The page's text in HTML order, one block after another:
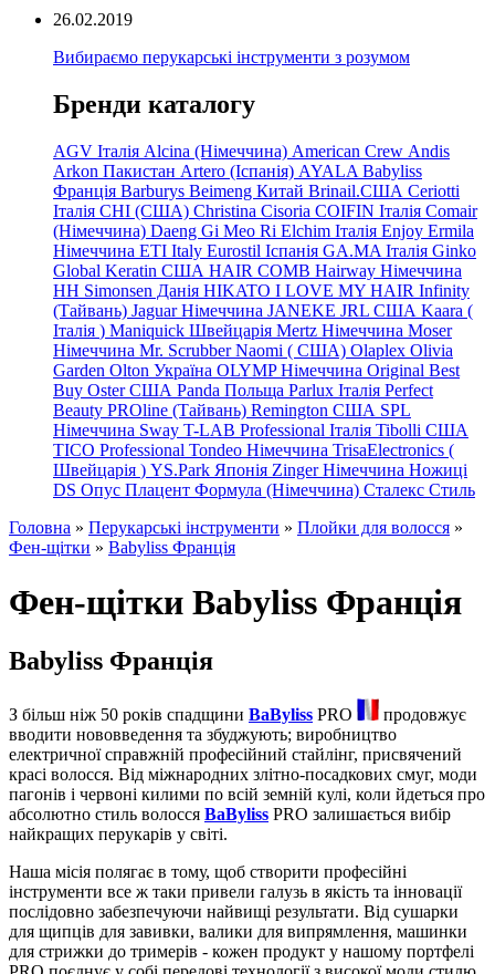
26.02.2019
Вибираємо перукарські інструменти з розумом
Бренди каталогу
AGV Італія Alcina (Німеччина) American Crew Andis
Arkon Пакистан Artero (Іспанія) AYALA Babyliss
Франція Barburys Beimeng Китай Brinail.США Ceriotti
Італія CHI (США) Christina Cisoria COIFIN Італія Comair
(Німеччина) Daeng Gi Meo Ri Elchim Італія Enjoy Ermila
Німеччина ETI Italy Eurostil Іспанія GA.MA Італія Ginko
Global Keratin США HAIR COMB Hairway Німеччина
HH Simonsen Данія HIKATO I LOVE MY HAIR Infinity
(Тайвань) Jaguar Німеччина JANEKE JRL США Kaara (
Італія ) Maniquick Швейцарія Mertz Німеччина Moser
Німеччина Mr. Scrubber Naomi ( США) Olaplex Olivia
Garden Olton Україна OLYMP Німеччина Original Best
Buy Oster США Panda Польща Parlux Італія Perfect
Beauty PROline (Тайвань) Remington США SPL
Німеччина Sway T-LAB Professional Італія Tibolli США
TICO Professional Tondeo Німеччина TrisaElectronics (
Швейцарія ) YS.Park Японія Zinger Німеччина Ножиці
DS Опус Плацент Формула (Німеччина) Сталекс Стиль
Головна » Перукарські інструменти » Плойки для волосся »
Фен-щітки » Babyliss Франція
Фен-щітки Babyliss Франція
Babyliss Франція
З більш ніж 50 років спадщини BaByliss PRO
продовжує
вводити нововведення та збуджують; виробництво
електричної справжній професійний стайлінг, присвячений
красі волосся. Від міжнародних злітно-посадкових смуг, моди
пагонів і червоні килими по всій земній кулі, коли йдеться про
абсолютно стиль волосся BaByliss PRO залишається вибір
найкращих перукарів у світі.
Наша місія полягає в тому, щоб створити професійні
інструменти все ж таки привели галузь в якість та інновації
послідовно забезпечуючи найвищі результати. Від сушарки
для щипців для завивки, валики для випрямлення, машинки
для стрижки до тримерів - кожен продукт у нашому портфелі